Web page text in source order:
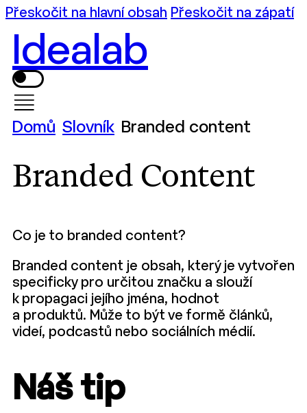
Přeskočit na hlavní obsah Přeskočit na zápatí
Idealab
Domů Slovník Branded content
Branded Content
Co je to branded content?
Branded content je obsah, který je vytvořen
specificky pro určitou značku a slouží
k propagaci jejího jména, hodnot
a produktů. Může to být ve formě článků,
videí, podcastů nebo sociálních médií.
Náš tip